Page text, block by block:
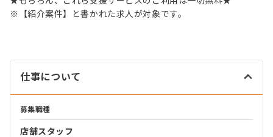
※【紹介案件】と書かれた求人が対象です。
仕事について
募集職種
店舗スタッフ